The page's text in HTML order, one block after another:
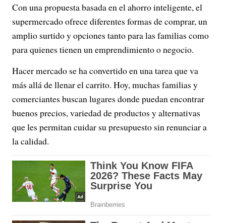
Con una propuesta basada en el ahorro inteligente, el
supermercado ofrece diferentes formas de comprar, un
amplio surtido y opciones tanto para las familias como
para quienes tienen un emprendimiento o negocio.
Hacer mercado se ha convertido en una tarea que va
más allá de llenar el carrito. Hoy, muchas familias y
comerciantes buscan lugares donde puedan encontrar
buenos precios, variedad de productos y alternativas
que les permitan cuidar su presupuesto sin renunciar a
la calidad.